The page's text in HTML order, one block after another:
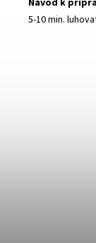
5-10 min.